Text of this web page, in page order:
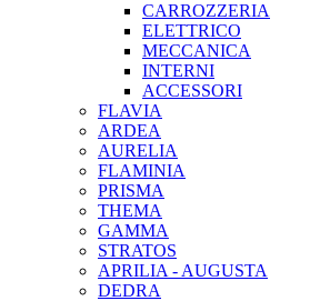
CARROZZERIA
ELETTRICO
MECCANICA
INTERNI
ACCESSORI
FLAVIA
ARDEA
AURELIA
FLAMINIA
PRISMA
THEMA
GAMMA
STRATOS
APRILIA - AUGUSTA
DEDRA